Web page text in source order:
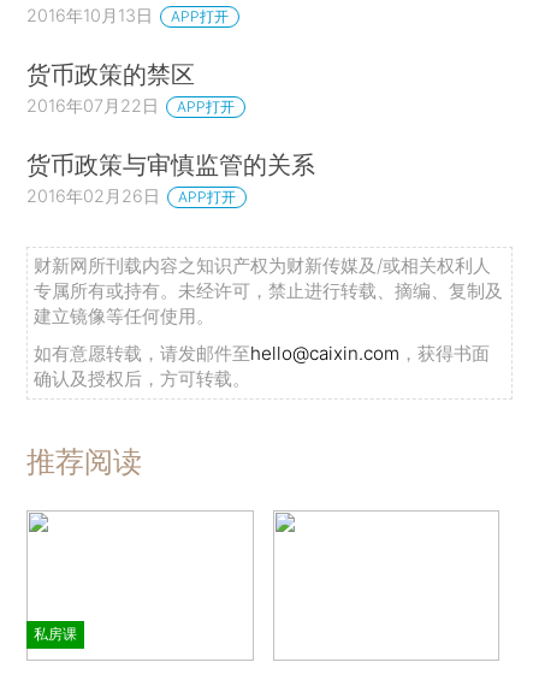
2016年10月13日 APP打开
货币政策的禁区
2016年07月22日 APP打开
货币政策与审慎监管的关系
2016年02月26日 APP打开
财新网所刊载内容之知识产权为财新传媒及/或相关权利人
专属所有或持有。未经许可，禁止进行转载、摘编、复制及
建立镜像等任何使用。
如有意愿转载，请发邮件至hello@caixin.com ，获得书面
确认及授权后，方可转载。
推荐阅读
私房课